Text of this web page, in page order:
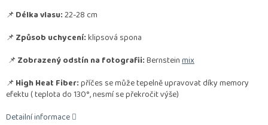
📌Délka vlasu:22-28 cm
📌Způsob uchycení:klipsová spona
📌Zobrazený odstín na fotografii:Bernsteinmix
📌High Heat Fiber:příčes se může tepelně upravovat díky memory
efektu( teplota do 130°, nesmí se překročit výše)
Detailní informace